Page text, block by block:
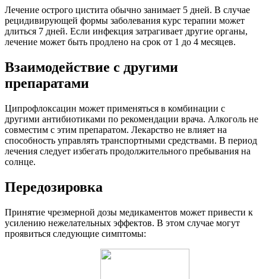
Лечение острого цистита обычно занимает 5 дней. В случае
рецидивирующей формы заболевания курс терапии может
длиться 7 дней. Если инфекция затрагивает другие органы,
лечение может быть продлено на срок от 1 до 4 месяцев.
Взаимодействие с другими
препаратами
Ципрофлоксацин может применяться в комбинации с
другими антибиотиками по рекомендации врача. Алкоголь не
совместим с этим препаратом. Лекарство не влияет на
способность управлять транспортными средствами. В период
лечения следует избегать продолжительного пребывания на
солнце.
Передозировка
Принятие чрезмерной дозы медикаментов может привести к
усилению нежелательных эффектов. В этом случае могут
проявиться следующие симптомы: